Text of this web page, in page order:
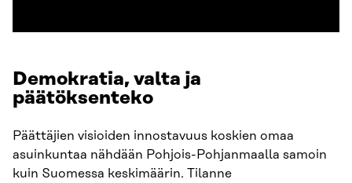
Demokratia, valta ja
päätöksenteko
Päättäjien visioiden innostavuus koskien omaa
asuinkuntaa nähdään Pohjois-Pohjanmaalla samoin
kuin Suomessa keskimäärin. Tilanne